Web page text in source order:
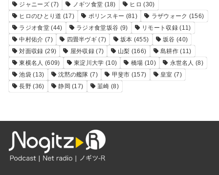
ジャニーズ(7) ノギツ食堂 (18) ヒロ (30)
ヒロのひとり道 (17) ポリンスキー (81) ラザウォーク (156)
ラジオ食堂(44) ラジオ食堂坂谷 (9) リモート収録(11)
中村佑介 (7) 四畳半ヴギ (7) 坂本 (455) 坂谷 (40)
対面収録 (29) 屋外収録 (7) 山梨 (166) 島耕作(11)
東横名人 (609) 東淀川大学 (10) 橋場 (10) 永世名人 (8)
池袋 (13) 沈黙の艦隊 (7) 甲斐市 (157) 皇室 (7)
長野 (36) 静岡 (17) 韮崎 (8)